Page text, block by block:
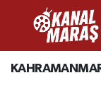
CANLI